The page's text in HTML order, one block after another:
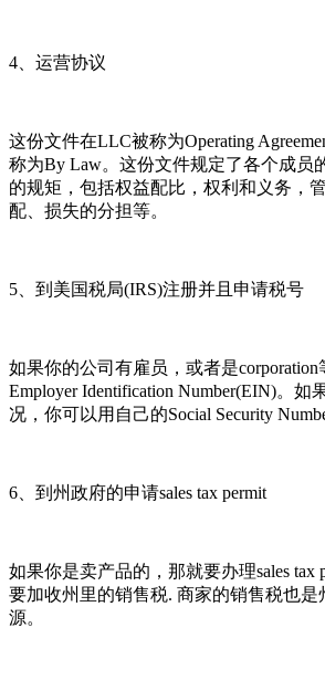
4、运营协议
这份文件在LLC被称为Operating
称为By Law。这份文件规定了各个成员
的规矩，包括权益配比，权利和义务，
配、损失的分担等。
5、到美国税局(IRS)注册并且申请税号
如果你的公司有雇员，或者是
Employer Identification Number(EIN)。如
况，你可以用自己的Social Security
6、到州政府的申请sales tax permit
如果你是卖产品的，那就要办理sales tax
要加收州里的销售税. 商家的销售税也
源。